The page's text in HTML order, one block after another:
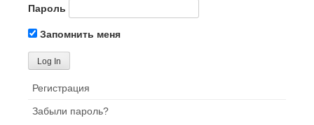
Пароль
Запомнить меня
Регистрация
Забыли пароль?